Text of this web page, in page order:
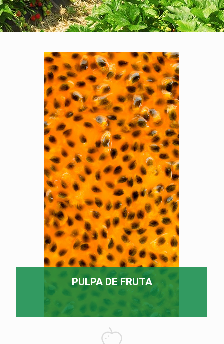
PULPA DE FRUTA